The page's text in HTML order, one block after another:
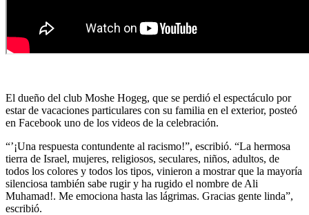
El dueño del club Moshe Hogeg, que se perdió el espectáculo por
estar de vacaciones particulares con su familia en el exterior, posteó
en Facebook uno de los videos de la celebración.
“’¡Una respuesta contundente al racismo!”, escribió. “La hermosa
tierra de Israel, mujeres, religiosos, seculares, niños, adultos, de
todos los colores y todos los tipos, vinieron a mostrar que la mayoría
silenciosa también sabe rugir y ha rugido el nombre de Ali
Muhamad!. Me emociona hasta las lágrimas. Gracias gente linda”,
escribió.